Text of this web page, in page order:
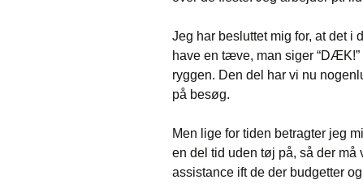
Jeg har besluttet mig for, at det i
have en tæve, man siger
ryggen. Den del har vi nu
på besøg.
Men lige for tiden betragter jeg
en del tid uden tøj på, så der
assistance ift de der budgetter